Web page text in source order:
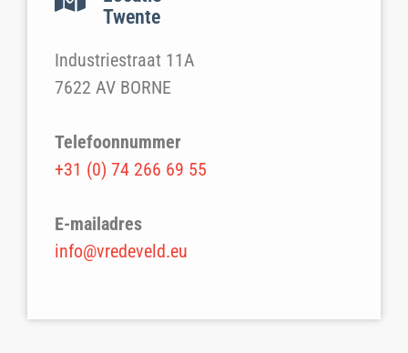
Twente
Industriestraat 11A
7622 AV BORNE
Telefoonnummer
+31 (0) 74 266 69 55
E-mailadres
info@vredeveld.eu